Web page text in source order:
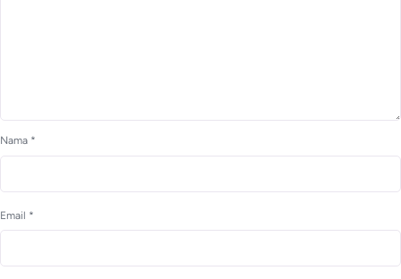
Nama *
Email *